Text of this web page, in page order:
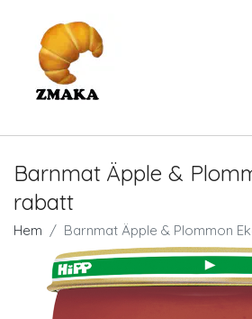
Barnmat Äpple &
rabatt
Hem Barnmat Äpple & Plommon